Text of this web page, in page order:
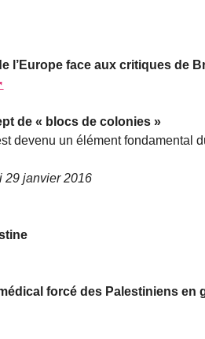
l’Europe face aux critiques de
de « blocs de colonies »
devenu un élément fondamental
29 janvier 2016
forcé des Palestiniens en